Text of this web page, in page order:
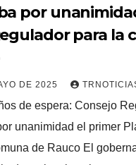
por
para la
DE 2025
de espera: Consejo
unanimidad el primer
de Rauco El